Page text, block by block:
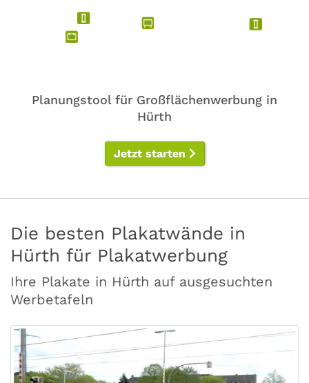
Planungstool für Großflächenwerbung in
Hürth
Jetzt starten
Die besten Plakatwände in
Hürth für Plakatwerbung
Ihre Plakate in Hürth auf ausgesuchten
Werbetafeln